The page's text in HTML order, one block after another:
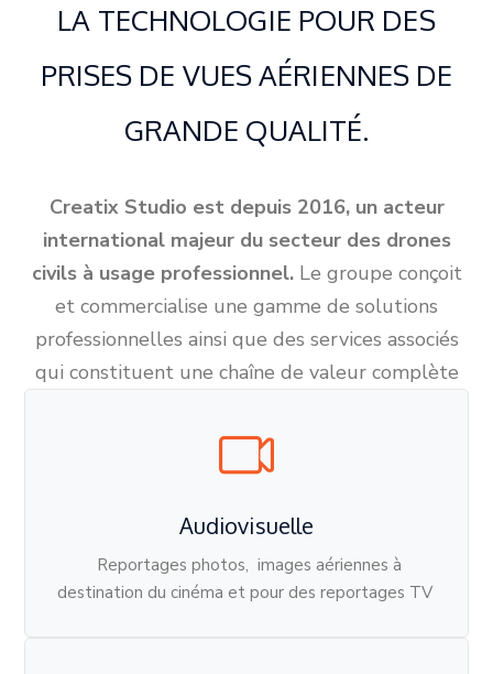
LA TECHNOLOGIE POUR DES
PRISES DE VUES AÉRIENNES DE
GRANDE QUALITÉ.
Creatix Studio est depuis 2016, un acteur
international majeur du secteur des drones
civils à usage professionnel. Le groupe conçoit
et commercialise une gamme de solutions
professionnelles ainsi que des services associés
qui constituent une chaîne de valeur complète
Audiovisuelle
Reportages photos, images aériennes à
destination du cinéma et pour des reportages TV